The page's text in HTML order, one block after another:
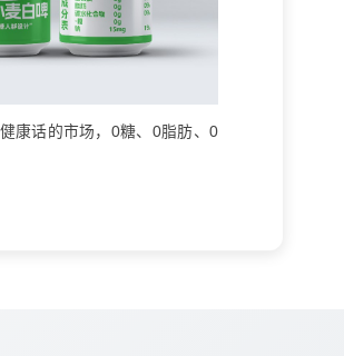
康话的市场，0糖、0脂肪、0